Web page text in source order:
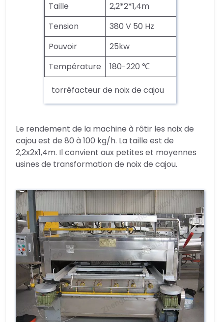
Taille
2,2*2*1,4m
Tension
380 V 50 Hz
Pouvoir
25kw
Température
180-220 ℃
torréfacteur de noix de cajou
Le rendement de la machine à rôtir les noix de
cajou est de 80 à 100 kg/h. La taille est de
2,2x2x1,4m. Il convient aux petites et moyennes
usines de transformation de noix de cajou.